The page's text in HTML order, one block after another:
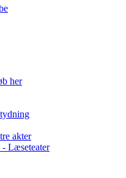
her
akter
Læseteater